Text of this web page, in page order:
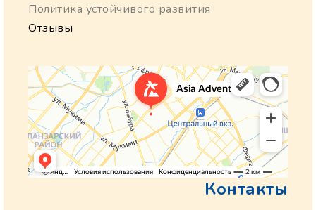
Политика устойчивого развития
Отзывы
Контакты